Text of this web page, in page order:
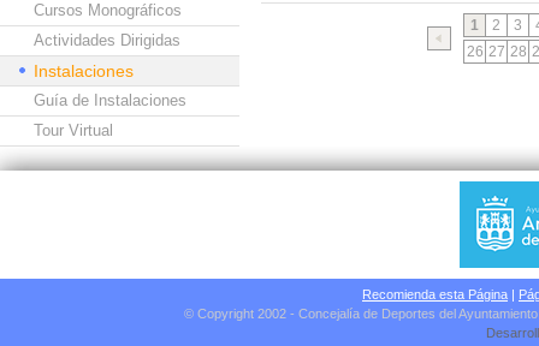
Cursos Monográficos
Actividades Dirigidas
Instalaciones
Guía de Instalaciones
Tour Virtual
1 2 3
26 27 28
Recomienda esta Página |
© Copyright 2002 - Concejalía de Deportes del